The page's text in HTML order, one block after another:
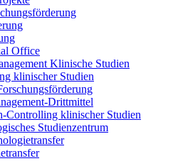
Office
Klinische Studien
klinischer Studien
Drittmittel
Controlling klinischer Studien
Studienzentrum